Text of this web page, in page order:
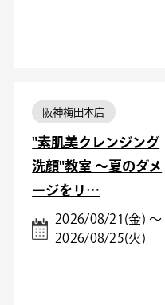
阪神梅田本店
"素肌美クレンジング
洗顔"教室 〜夏のダメ
ージをリ…
2026/08/21(金) ～
2026/08/25(火)